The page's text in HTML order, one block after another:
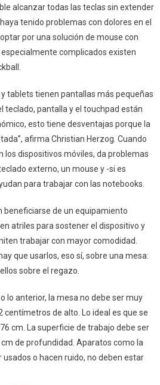
alcanzar todas las teclas sin extender
tenido problemas con dolores en el
por una solución de mouse con
complicados existen
y tablets tienen pantallas más pequeñas
teclado, pantalla y el touchpad están
esto tiene desventajas porque la
afirma Christian Herzog. Cuando
los dispositivos móviles, da problemas
externo, un mouse y -si es
para trabajar con las notebooks.
beneficiarse de un equipamiento
atriles para sostener el dispositivo y
trabajar con mayor comodidad.
que usarlos, eso sí, sobre una mesa:
sobre el regazo.
lo anterior, la mesa no debe ser muy
centímetros de alto. Lo ideal es que se
cm. La superficie de trabajo debe ser
de profundidad. Aparatos como la
o hacen ruido, no deben estar